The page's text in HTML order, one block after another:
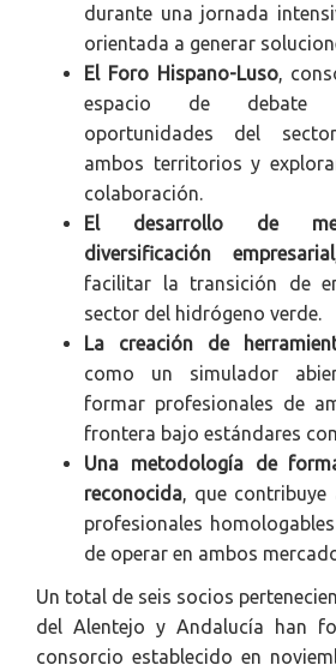
durante una jornada
orientada a generar
El Foro Hispano-Luso,
espacio de debate
oportunidades del
ambos territorios y
colaboración.
El desarrollo de
diversificación empresarial
facilitar la transición de
sector del hidrógeno verde.
La creación de
como un simulador
formar profesionales de
frontera bajo estándares
Una metodología de
reconocida, que contribuye
profesionales
de operar en ambos
Un total de seis socios
del Alentejo y Andalucía han
consorcio establecido en